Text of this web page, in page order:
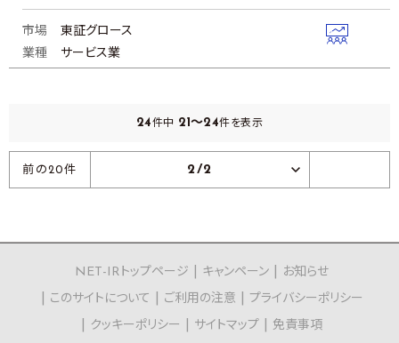
市場
東証グロース
業種
サービス業
24件中 21～24件を表示
前の20件 2/2
NET-IRトップページ キャンペーン
お知らせ
このサイトについて
ご利用の注意
プライバシーポリシー
クッキーポリシー
サイトマップ 免責事項